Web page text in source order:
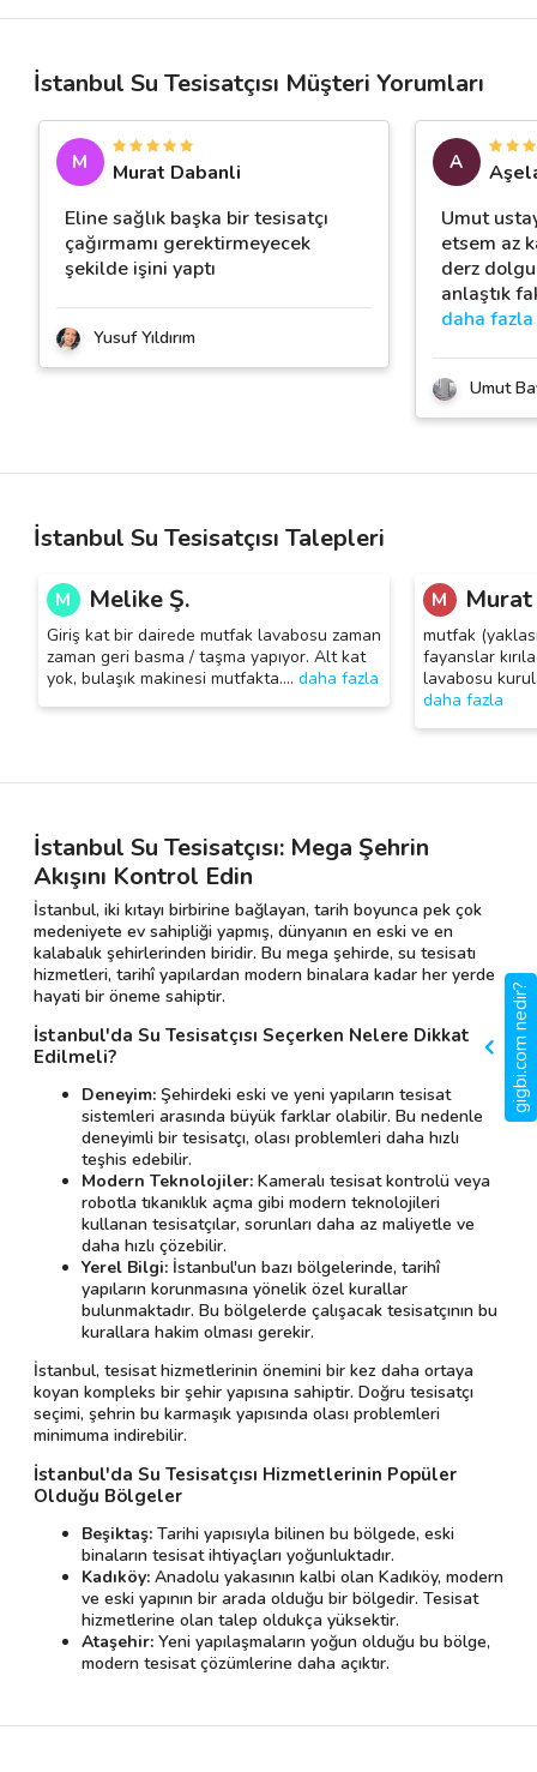
İstanbul Su Tesisatçısı Müşteri Yorumları
M
Murat Dabanli
Eline sağlık başka bir tesisatçı
çağırmamı gerektirmeyecek
şekilde işini yaptı
Yusuf Yıldırım
A
Umut
etsem az
derz
anlaştık
daha fazla
Umut
İstanbul Su Tesisatçısı Talepleri
M Melike Ş.
Giriş kat bir dairede mutfak lavabosu zaman
zaman geri basma / taşma yapıyor. Alt kat
yok, bulaşık makinesi mutfakta.… daha fazla
M Murat
mutfak
fayanslar
lavabosu
daha fazla
İstanbul Su Tesisatçısı: Mega Şehrin
Akışını Kontrol Edin
İstanbul, iki kıtayı birbirine bağlayan, tarih boyunca pek çok
medeniyete ev sahipliği yapmış, dünyanın en eski ve en
kalabalık şehirlerinden biridir. Bu mega şehirde, su tesisatı
hizmetleri, tarihî yapılardan modern binalara kadar her yerde
hayati bir öneme sahiptir.
İstanbul'da Su Tesisatçısı Seçerken Nelere Dikkat
Edilmeli?
Deneyim: Şehirdeki eski ve yeni yapıların tesisat
sistemleri arasında büyük farklar olabilir. Bu nedenle
deneyimli bir tesisatçı, olası problemleri daha hızlı
teşhis edebilir.
Modern Teknolojiler: Kameralı tesisat kontrolü veya
robotla tıkanıklık açma gibi modern teknolojileri
kullanan tesisatçılar, sorunları daha az maliyetle ve
daha hızlı çözebilir.
Yerel Bilgi: İstanbul'un bazı bölgelerinde, tarihî
yapıların korunmasına yönelik özel kurallar
bulunmaktadır. Bu bölgelerde çalışacak tesisatçının bu
kurallara hakim olması gerekir.
İstanbul, tesisat hizmetlerinin önemini bir kez daha ortaya
koyan kompleks bir şehir yapısına sahiptir. Doğru tesisatçı
seçimi, şehrin bu karmaşık yapısında olası problemleri
minimuma indirebilir.
İstanbul'da Su Tesisatçısı Hizmetlerinin Popüler
Olduğu Bölgeler
Beşiktaş: Tarihi yapısıyla bilinen bu bölgede, eski
binaların tesisat ihtiyaçları yoğunluktadır.
Kadıköy: Anadolu yakasının kalbi olan Kadıköy, modern
ve eski yapının bir arada olduğu bir bölgedir. Tesisat
hizmetlerine olan talep oldukça yüksektir.
Ataşehir: Yeni yapılaşmaların yoğun olduğu bu bölge,
modern tesisat çözümlerine daha açıktır.
gigbi.com nedir?